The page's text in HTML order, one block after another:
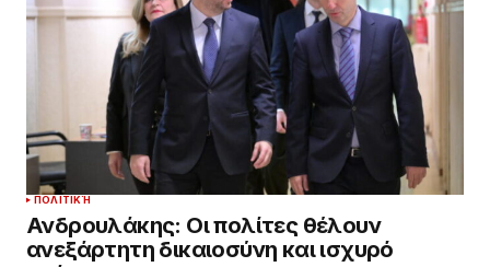
ΠΟΛΙΤΙΚΉ
Ανδρουλάκης: Οι πολίτες θέλουν
ανεξάρτητη δικαιοσύνη και ισχυρό